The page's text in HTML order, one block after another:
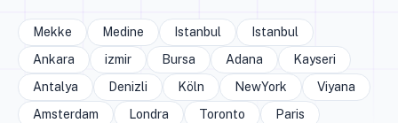
Mekke Medine Istanbul
Istanbul
Ankara
izmir Bursa Adana
Kayseri
Antalya
Denizli Köln NewYork
Viyana
Amsterdam
Londra Toronto
Paris